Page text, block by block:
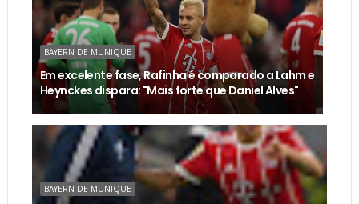
BAYERN DE MUNIQUE
Em excelente fase, Rafinha é comparado a Lahm e
Heynckes dispara: "Mais forte que Daniel Alves"
BAYERN DE MUNIQUE